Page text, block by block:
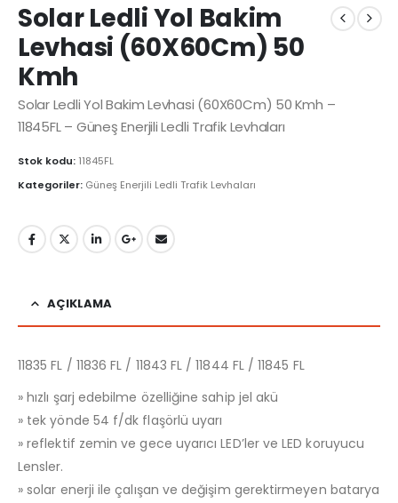
Solar Ledli Yol Bakim
Levhasi (60X60Cm) 50
Kmh
Solar Ledli Yol Bakim Levhasi (60X60Cm) 50 Kmh –
11845FL – Güneş Enerjili Ledli Trafik Levhaları
Stok kodu: 11845FL
Kategoriler: Güneş Enerjili Ledli Trafik Levhaları
AÇIKLAMA
11835 FL / 11836 FL / 11843 FL / 11844 FL / 11845 FL
» hızlı şarj edebilme özelliğine sahip jel akü
» tek yönde 54 f/dk flaşörlü uyarı
» reflektif zemin ve gece uyarıcı LED’ler ve LED koruyucu
Lensler.
» solar enerji ile çalışan ve değişim gerektirmeyen batarya